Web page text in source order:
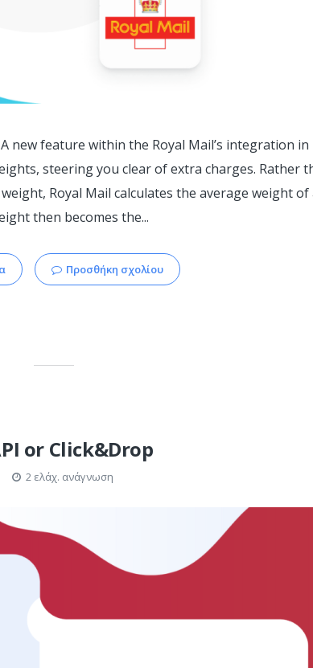
new feature within the Royal Mail’s integration
steering you clear of extra charges. Rather
Royal Mail calculates the average weight of
then becomes the...
Προσθήκη σχολίου
or Click&Drop
2 ελάχ. ανάγνωση